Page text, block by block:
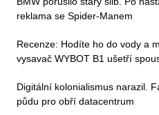
reklama se Spider-Manem
Recenze: Hodíte ho do vody a
vysavač WYBOT B1 ušetří
Digitální kolonialismus narazil.
půdu pro obří datacentrum